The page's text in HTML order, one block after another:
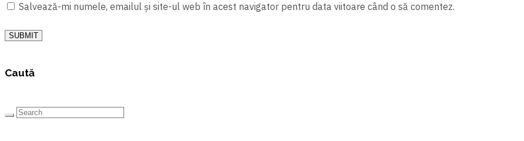
Salvează-mi numele, emailul și site-ul web în acest navigator pentru data viitoare când o să comentez.
SUBMIT
Caută